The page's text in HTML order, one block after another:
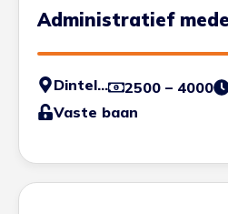
Administratief
transport
Dinteloord 2500 – 4000
Vaste baan